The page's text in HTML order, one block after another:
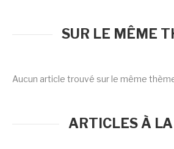
SUR LE MÊME
Aucun article trouvé sur le même
ARTICLES À